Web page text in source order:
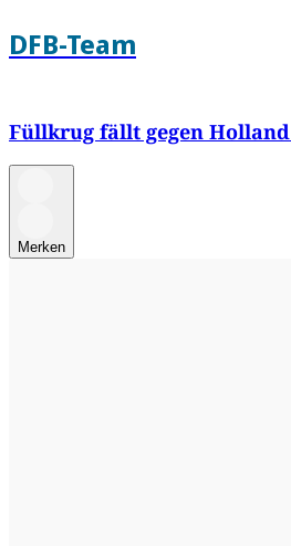
DFB-Team
Füllkrug fällt gegen
Merken